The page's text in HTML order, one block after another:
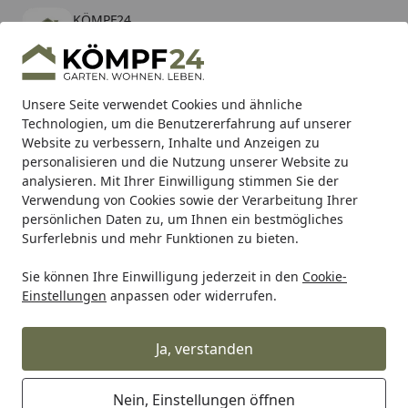
Unsere Seite verwendet Cookies und ähnliche
Technologien, um die Benutzererfahrung auf unserer
Website zu verbessern, Inhalte und Anzeigen zu
personalisieren und die Nutzung unserer Website zu
analysieren. Mit Ihrer Einwilligung stimmen Sie der
Verwendung von Cookies sowie der Verarbeitung Ihrer
persönlichen Daten zu, um Ihnen ein bestmögliches
Surferlebnis und mehr Funktionen zu bieten.
Sie können Ihre Einwilligung jederzeit in den Cookie-
Einstellungen anpassen oder widerrufen.
Ja, verstanden
Nein, Einstellungen öffnen
KÖMPF24
kostenlos - Im App Store
Hotline
Alle Produkte
Mein Konto
Suchen
Karibu Pools inkl. gratis Sandfilteranlage & Pool-
Starterset (Gesamtwert bis 468,99€)
Startseite
Freizeit & Sport Rucksäcke & Taschen YETI Tragetasche
YETI Tragetasche CAMINO 50 -
Abverkaufsartikel